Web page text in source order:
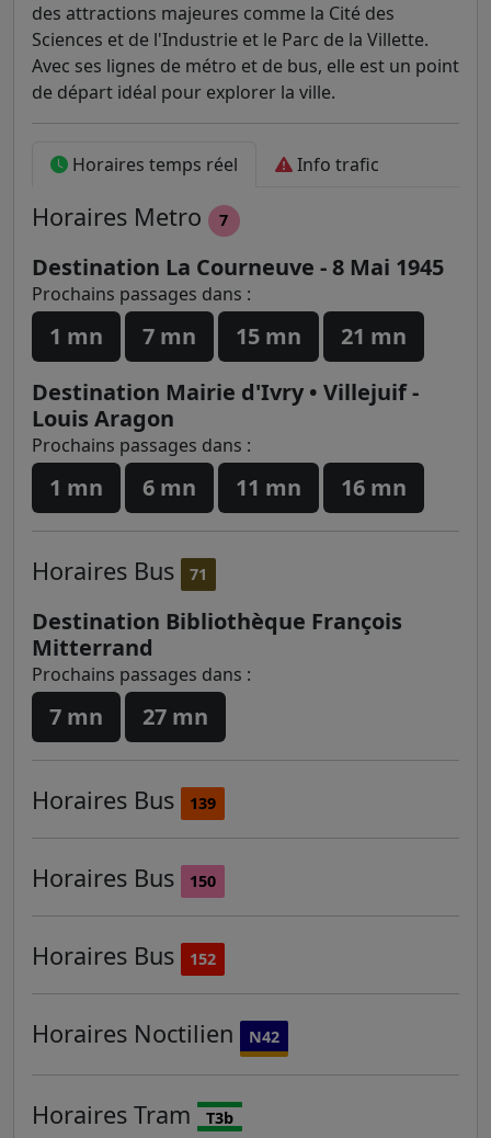
des attractions majeures comme la Cité des
Sciences et de l'Industrie et le Parc de la Villette.
Avec ses lignes de métro et de bus, elle est un point
de départ idéal pour explorer la ville.
Horaires temps réel Info trafic
Horaires Metro 7
Destination La Courneuve - 8 Mai 1945
Prochains passages dans :
1 mn 7 mn 15 mn
21 mn
Destination Mairie d'Ivry • Villejuif -
Louis Aragon
Prochains passages dans :
1 mn 6 mn 11 mn 16 mn
Horaires Bus 71
Destination Bibliothèque François
Mitterrand
Prochains passages dans :
7 mn 27 mn
Horaires Bus 139
Horaires Bus 150
Horaires Bus 152
Horaires Noctilien N42
Horaires Tram T3b